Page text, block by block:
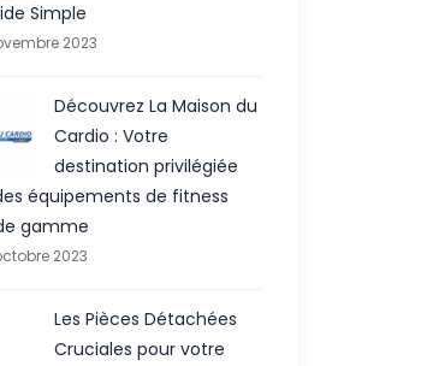
Simple
2023
Découvrez La Maison du
Cardio : Votre
destination privilégiée
équipements de fitness
gamme
2023
Les Pièces Détachées
Cruciales pour votre